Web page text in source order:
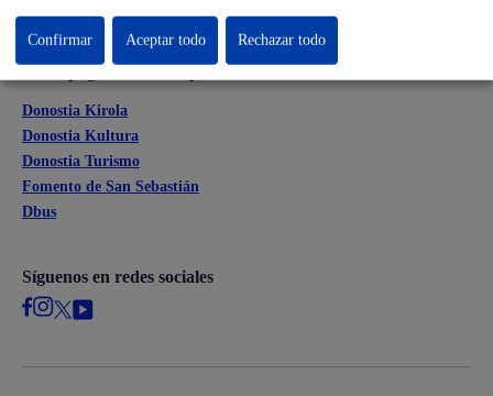
Donostia Kirola
Donostia Kultura
Donostia Turismo
Fomento de San Sebastián
Dbus
Síguenos en redes sociales
Rechazar todo
Confirmar Aceptar todo